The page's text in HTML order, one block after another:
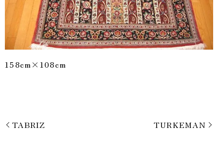
158cm×108cm
TABRIZ TURKEMAN